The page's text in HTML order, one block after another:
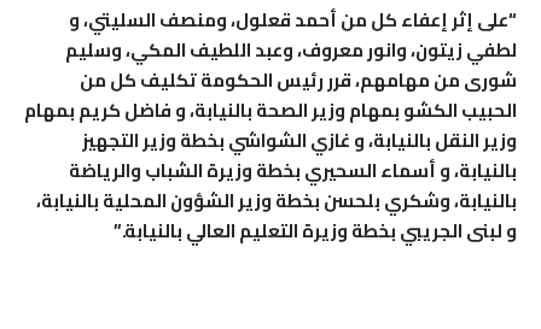
“على إثر إعفاء كل من أحمد قعلول، ومنصف السليتي، و
لطفي زيتون، وانور معروف، وعبد اللطيف المكي، وسليم
شورى من مهامهم، قرر رئيس الحكومة تكليف كل من
الحبيب الكشو بمهام وزير الصحة بالنيابة، و فاضل كريم بمهام
وزير النقل بالنيابة، و غازي الشواشي بخطة وزير التجهيز
بالنيابة، و أسماء السحيري بخطة وزيرة الشباب والرياضة
بالنيابة، وشكري بلحسن بخطة وزير الشؤون المحلية بالنيابة،
و لبنى الجريبي بخطة وزيرة التعليم العالي بالنيابة.”